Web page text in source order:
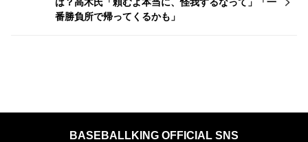
番勝負所で帰ってくるかも」
BASEBALLKING OFFICIAL SNS